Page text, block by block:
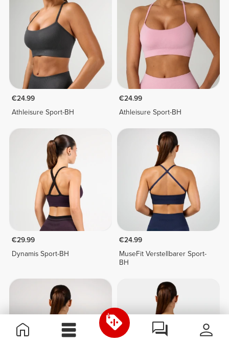
€24.99
Athleisure Sport-BH
€24.99
Athleisure Sport-BH
€29.99
Dynamis Sport-BH
€24.99
MuseFit Verstellbarer Sport-
BH